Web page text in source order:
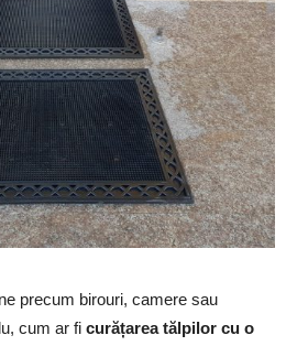
precum birouri, camere sau
cum ar fi curățarea tălpilor cu o